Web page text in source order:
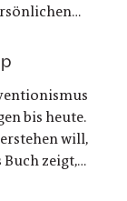
Buch über
bis heute.
will,
Buch zeigt,